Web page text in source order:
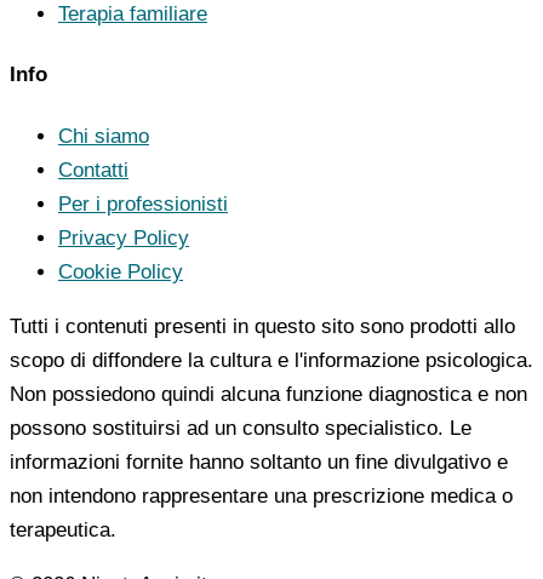
Terapia familiare
Info
Chi siamo
Contatti
Per i professionisti
Privacy Policy
Cookie Policy
Tutti i contenuti presenti in questo sito sono prodotti allo
scopo di diffondere la cultura e l'informazione psicologica.
Non possiedono quindi alcuna funzione diagnostica e non
possono sostituirsi ad un consulto specialistico. Le
informazioni fornite hanno soltanto un fine divulgativo e
non intendono rappresentare una prescrizione medica o
terapeutica.